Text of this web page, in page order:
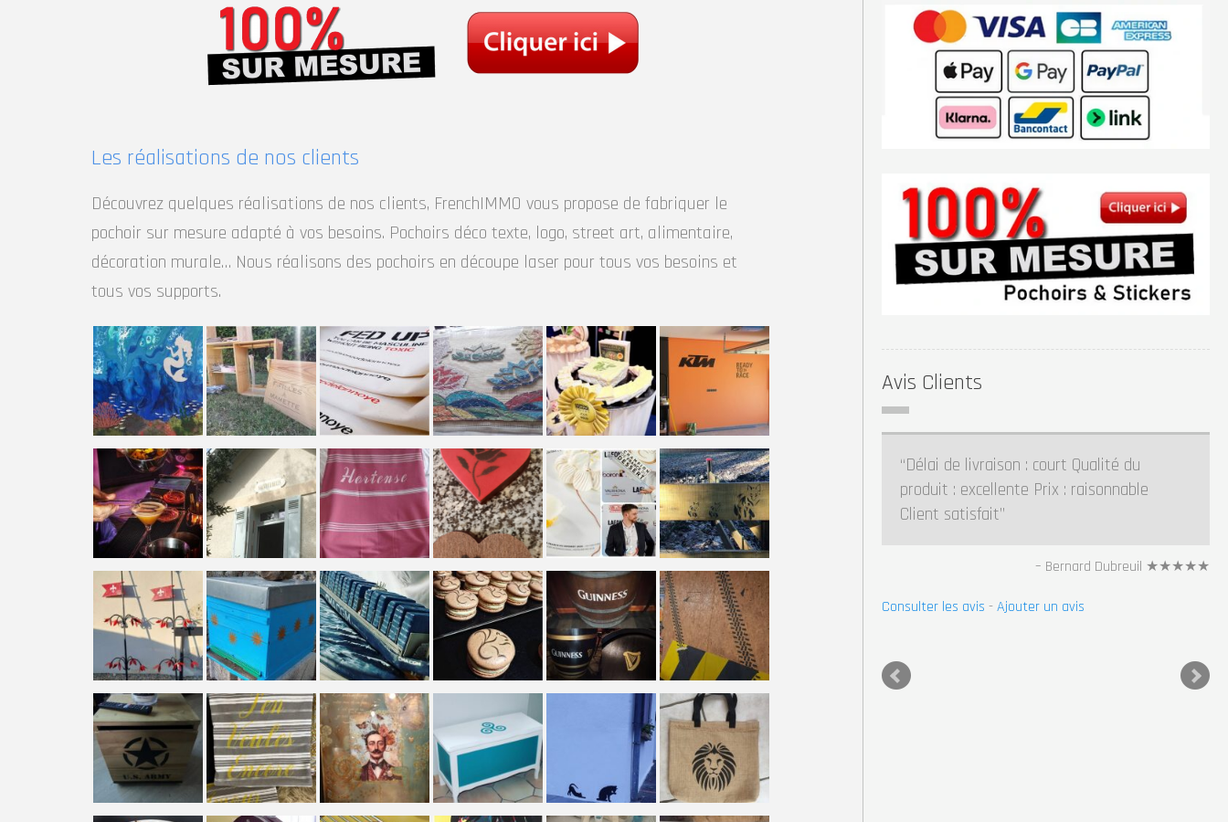
Les réalisations de nos clients
Découvrez quelques réalisations de nos clients, FrenchIMMO vous propose de fabriquer le
pochoir sur mesure adapté à vos besoins. Pochoirs déco texte, logo, street art, alimentaire,
décoration murale… Nous réalisons des pochoirs en découpe laser pour tous vos besoins et
tous vos supports.
Avis Clients
Délai de livraison : court Qualité du
produit : excellente Prix : raisonnable
Client satisfait
Bernard Dubreuil ★★★★★
Consulter les avis -Ajouter un avis